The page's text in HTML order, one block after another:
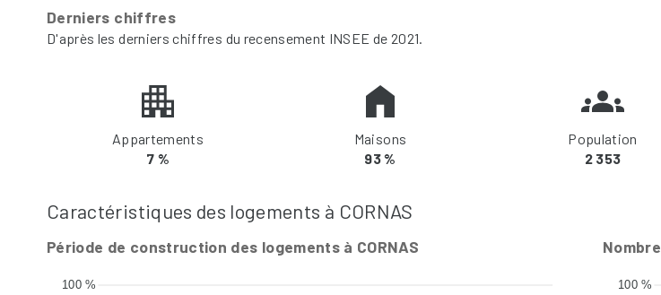
Derniers chiffres
D'après les derniers chiffres du recensement INSEE de 2021.
Appartements
7 %
Maisons
93 %
Population
2 353
Caractéristiques des logements à CORNAS
Période de construction des logements à CORNAS
100 % 100 %